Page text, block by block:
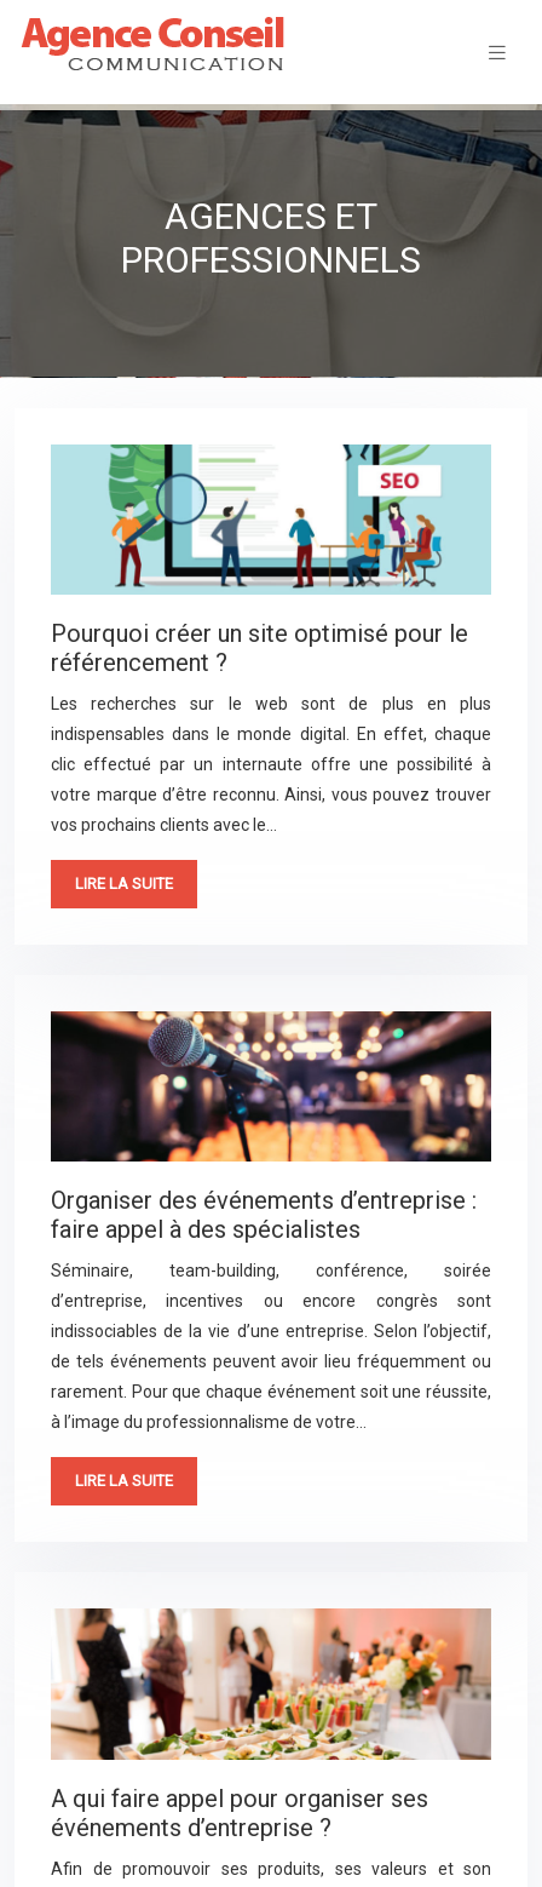
AGENCES ET
PROFESSIONNELS
Pourquoi créer un site optimisé pour le
référencement ?
Les recherches sur le web sont de plus en plus
indispensables dans le monde digital. En effet, chaque
clic effectué par un internaute offre une possibilité à
votre marque d’être reconnu. Ainsi, vous pouvez trouver
vos prochains clients avec le…
LIRE LA SUITE
Organiser des événements d’entreprise :
faire appel à des spécialistes
Séminaire, team-building, conférence, soirée
d’entreprise, incentives ou encore congrès sont
indissociables de la vie d’une entreprise. Selon l’objectif,
de tels événements peuvent avoir lieu fréquemment ou
rarement. Pour que chaque événement soit une réussite,
à l’image du professionnalisme de votre…
LIRE LA SUITE
A qui faire appel pour organiser ses
événements d’entreprise ?
Afin de promouvoir ses produits, ses valeurs et son